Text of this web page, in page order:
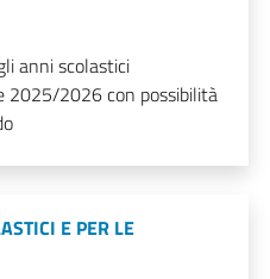
anni scolastici
2026 con possibilità
E PER LE